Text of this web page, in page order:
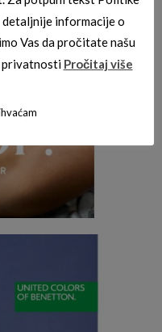
informacije o
Vas da pročitate našu
privatnosti Pročitaj više